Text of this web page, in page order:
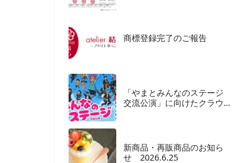
商標登録完了のご報告
「やまとみんなのステージ
交流公演」に向けたクラウ
新商品・再販商品のお知ら
せ 2026.6.25